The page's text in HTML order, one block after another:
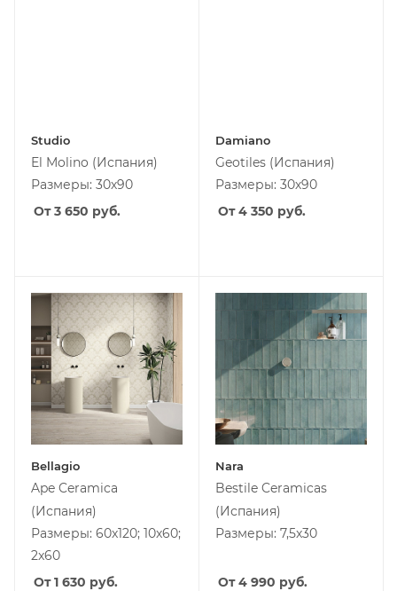
Studio
El Molino (Испания)
Размеры: 30х90
От 3 650 руб.
Damiano
Geotiles (Испания)
Размеры: 30х90
От 4 350 руб.
Bellagio
Ape Ceramica
(Испания)
Размеры: 60x120; 10x60;
2x60
От 1 630 руб.
Nara
Bestile Ceramicas
(Испания)
Размеры: 7,5x30
От 4 990 руб.